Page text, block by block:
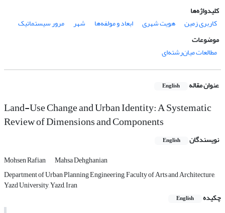
کلیدواژه‌ها
کاربری زمین
هویت شهری ابعاد و مولفه‌ها شهر
مرور سیستماتیک
موضوعات
مطالعات میان‌رشته‌ای
عنوان مقاله English
Land-Use Change and Urban Identity: A Systematic
Review of Dimensions and Components
نویسندگان English
Mohsen Rafian
Mahsa Dehghanian
Department of Urban Planning Engineering, Faculty of Arts and Architecture,
Yazd University, Yazd, Iran
چکیده
English